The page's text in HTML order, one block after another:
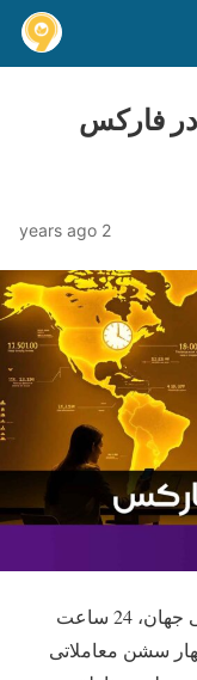
فارکس
2 years ago
بازار فارکس به عنوان بزرگترین بازار مالی جهان، 24 ساعت
سشن معاملاتی